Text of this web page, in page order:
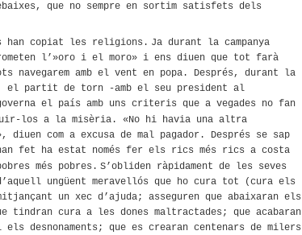
que no sempre en sortim satisfets dels
han copiat les religions. Ja durant la campanya
l’»oro i el moro» i ens diuen que tot farà
navegarem amb el vent en popa. Després, durant la
el partit de torn -amb el seu president al
el país amb uns criteris que a vegades no fan
los a la misèria. «No hi havia una altra
diuen com a excusa de mal pagador. Després se sap
fet ha estat només fer els rics més rics a costa
més pobres. S’obliden ràpidament de les seves
ungüent meravellós que ho cura tot (cura els
un xec d’ajuda; asseguren que abaixaran els
tindran cura a les dones maltractades; que acabaran
desnonaments; que es crearan centenars de milers